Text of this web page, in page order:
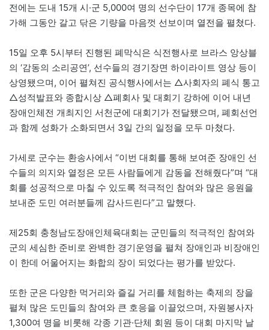
전에는 도내 15개 시·군 5,000여 명의 선수단이 17개 종목에 참
가해 그동안 갈고 닦은 기량을 마음껏 선보이며 열전을 펼쳤다.
15일 오후 5시부터 진행된 폐막식은 식전행사로 브라스 앙상블
의 ‘감동의 소리공연’, 선수들의 경기장면 하이라이트 영상 등이
상영됐으며, 이어 펼쳐진 공식행사에서는 △사회자의 폐식 통고
△성적발표와 종합시상 △폐회사 및 대회기 강하에 이어 내년
장애인체전 개최지인 서천군에 대회기가 전달됐으며, 폐회선언
과 함께 성화가 소화되면서 3일 간의 일정을 모두 마쳤다.
가세로 군수는 환송사에서 “이번 대회를 통해 보여준 장애인 선
수들의 의지와 열정은 모든 사람들에게 감동을 전해줬다”며 “대
회를 성공적으로 마칠 수 있도록 적극적인 참여와 많은 응원을
보내준 도민 여러분들께 감사드린다”고 말했다.
제25회 충청남도장애인체육대회는 군민들의 적극적인 참여와
군의 세심한 준비로 완벽한 경기운영을 펼쳐 장애인과 비장애인
이 한데 어울어지는 화합의 장이 되었다는 평가를 받았다.
또한 군은 다양한 먹거리와 즐길 거리를 체험하는 축제의 장을
펼쳐 많은 도민들의 참여와 큰 호응을 이끌었으며, 자원봉사자
1,300여 명을 비롯해 각종 기관·단체 회원 등이 대회 마지막 날